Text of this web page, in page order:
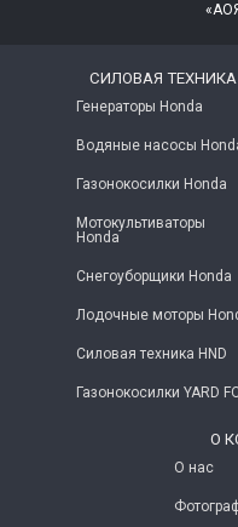
СИЛОВАЯ ТЕХНИКА
Генераторы Honda
Водяные насосы
Газонокосилки Honda
Мотокультиваторы
Honda
Снегоуборщики Honda
Лодочные моторы
Силовая техника HND
Газонокосилки YARD
О
О нас